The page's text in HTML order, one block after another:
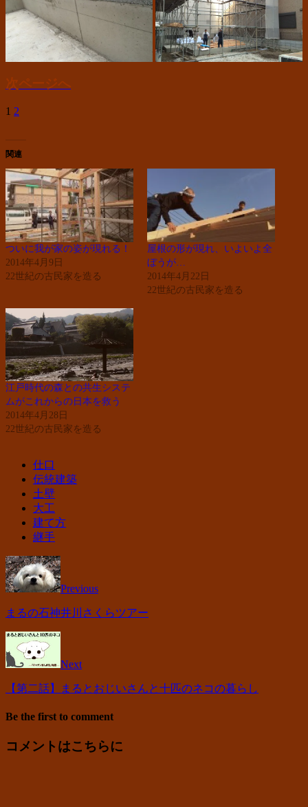
次ページへ
1 2
関連
ついに我が家の姿が現れる！
2014年4月9日
22世紀の古民家を造る
屋根の形が現れ、いよいよ全
ぼうが…
2014年4月22日
22世紀の古民家を造る
江戸時代の森との共生システ
ムがこれからの日本を救う
2014年4月28日
22世紀の古民家を造る
仕口
伝統建築
土壁
大工
建て方
継手
Previous
まるの石神井川さくらツアー
Next
【第二話】まるとおじいさんと十匹のネコの暮らし
Be the first to comment
コメントはこちらに